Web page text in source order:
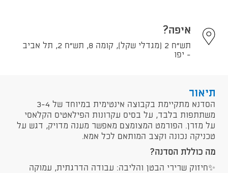
איפה?
תש"ח 2 (מגדלי שקל), קומה 8, תש"ח 2, תל אביב
- יפו
תיאור
הסדנא מתקיימת בקבוצה אינטימית במיוחד של 3-4
משתתפות בלבד, על בסיס עקרונות הפילאטיס הקלאסי
על מזרן. הפורמט המצומצם מאפשר מענה מדויק, דגש על
טכניקה נכונה וקצב המותאם לכל אמא.
​מה כוללת הסדנה?
✨​חיזוק שרירי הבטן והליבה: עבודה הדרגתית, עמוקה